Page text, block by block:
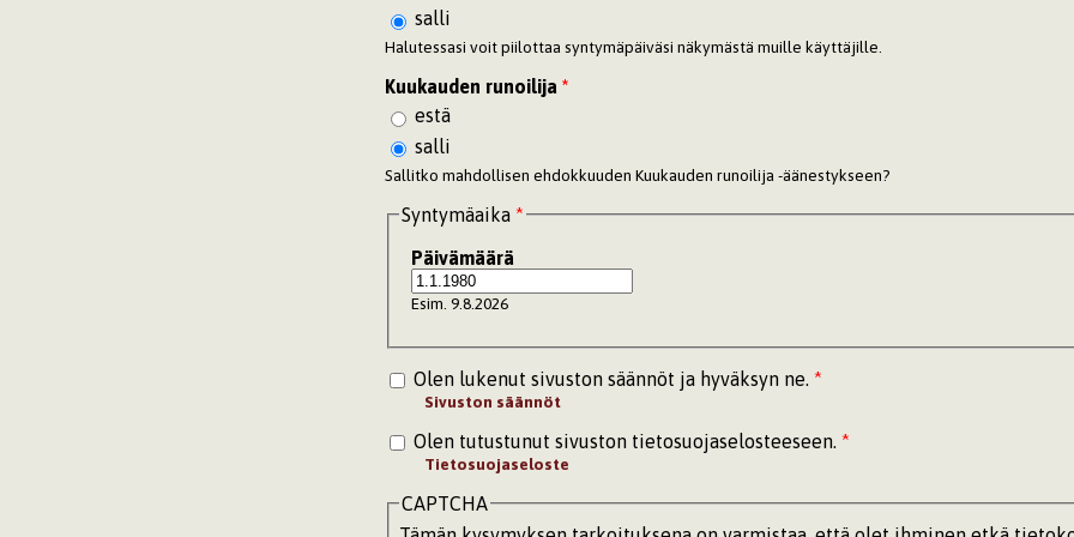
salli
Halutessasi voit piilottaa syntymäpäiväsi näkymästä muille käyttäjille.
Kuukauden runoilija*
estä
salli
Sallitko mahdollisen ehdokkuuden Kuukauden runoilija -äänestykseen?
Syntymäaika *
Päivämäärä
Esim. 9.8.2026
Olen lukenut sivuston säännöt ja hyväksyn ne. *
Sivuston säännöt
Olen tutustunut sivuston tietosuojaselosteeseen. *
Tietosuojaseloste
CAPTCHA